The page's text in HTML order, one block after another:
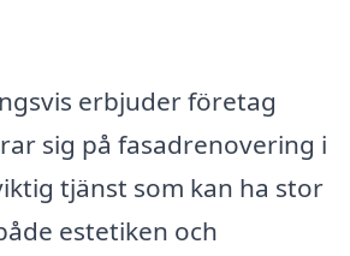
erbjuder företag
sig på fasadrenovering i
tjänst som kan ha stor
estetiken och